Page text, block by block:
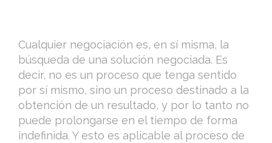
Cualquier negociación es, en sí misma, la
búsqueda de una solución negociada. Es
decir, no es un proceso que tenga sentido
por sí mismo, sino un proceso destinado a la
obtención de un resultado, y por lo tanto no
puede prolongarse en el tiempo de forma
indefinida. Y esto es aplicable al proceso de